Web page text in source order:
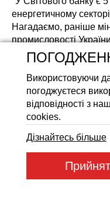
енергетичному
Нагадаємо, раніше
промисловості
директор Світового
Молдови та України
про надання Україні
На другий проект з
Джерело:Дело
Використовуючи
погоджуєтеся
відповідності з
cookies.
Дізнайтесь більше